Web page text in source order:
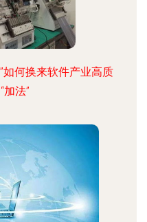
如何换来软件产业高质
加法”